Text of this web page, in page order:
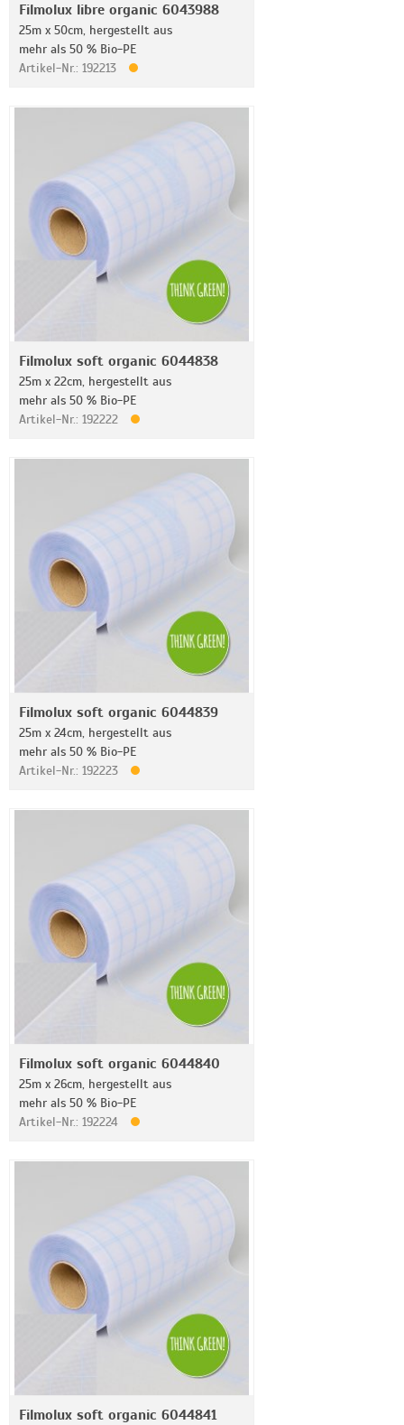
Filmolux libre organic 6043988
25m x 50cm, hergestellt aus
mehr als 50 % Bio-PE
Artikel-Nr.: 192213
Filmolux soft organic 6044838
25m x 22cm, hergestellt aus
mehr als 50 % Bio-PE
Artikel-Nr.: 192222
Filmolux soft organic 6044839
25m x 24cm, hergestellt aus
mehr als 50 % Bio-PE
Artikel-Nr.: 192223
Filmolux soft organic 6044840
25m x 26cm, hergestellt aus
mehr als 50 % Bio-PE
Artikel-Nr.: 192224
Filmolux soft organic 6044841